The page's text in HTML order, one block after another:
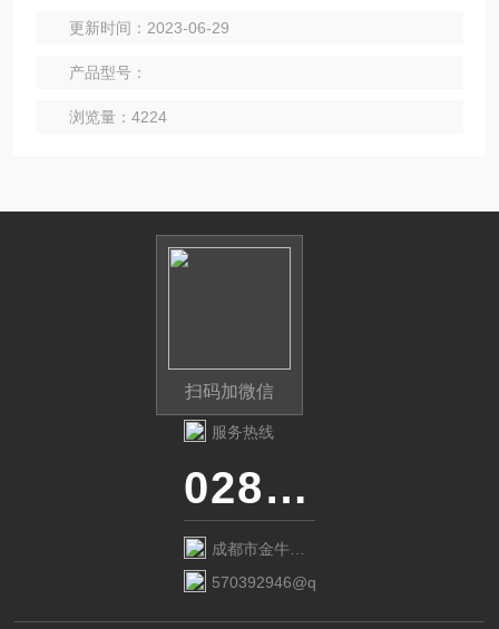
更新时间：2023-06-29
产品型号：
浏览量：4224
扫码加微信
服务热线
028-87741718
成都市金牛区
金府路799号1
570392946@qq.com